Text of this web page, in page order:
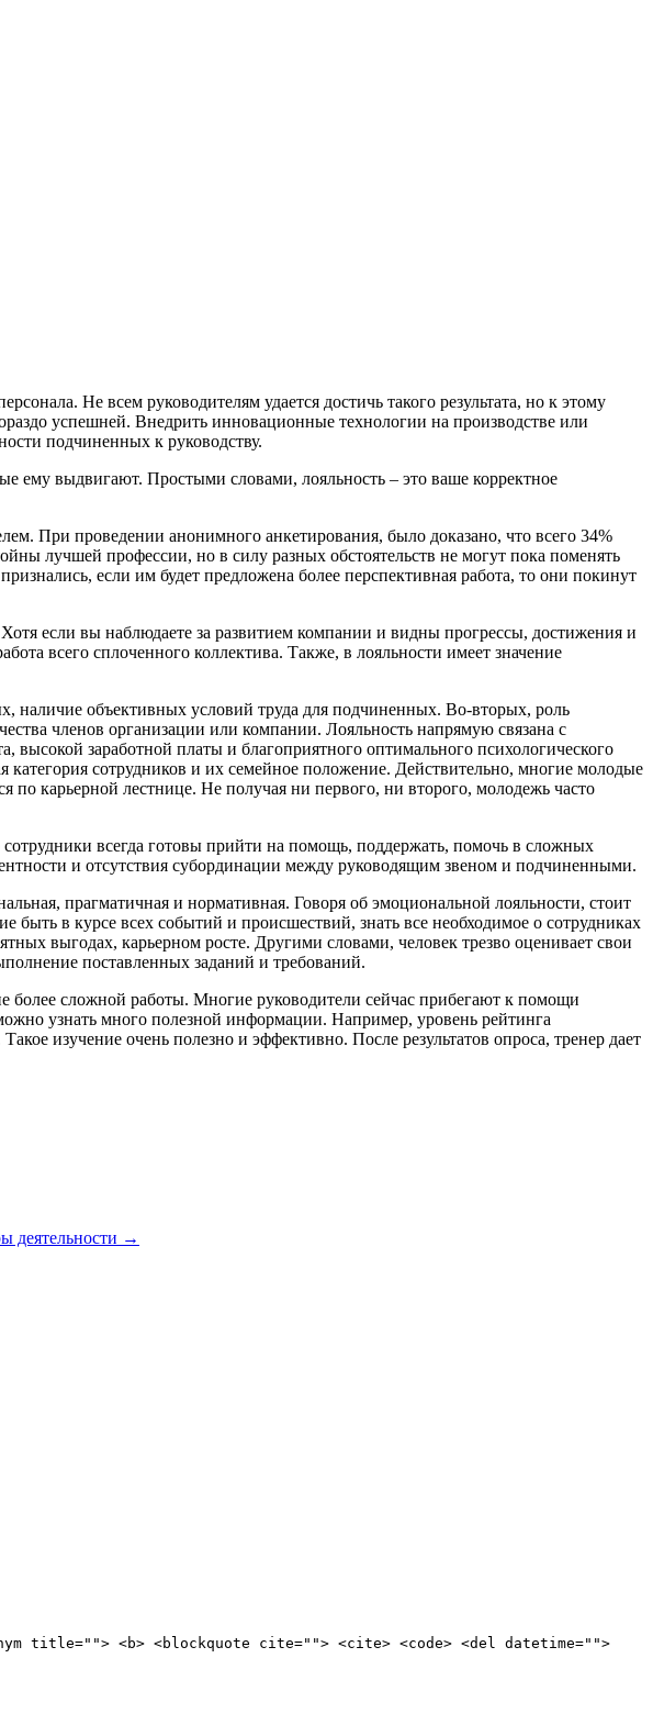
Не всем руководителям удается достичь такого результата, но к этому
успешней. Внедрить инновационные технологии на производстве или
подчиненных к руководству.
ему выдвигают. Простыми словами, лояльность – это ваше корректное
При проведении анонимного анкетирования, было доказано, что всего 34%
лучшей профессии, но в силу разных обстоятельств не могут пока поменять
если им будет предложена более перспективная работа, то они покинут
если вы наблюдаете за развитием компании и видны прогрессы, достижения и
всего сплоченного коллектива. Также, в лояльности имеет значение
наличие объективных условий труда для подчиненных. Во-вторых, роль
членов организации или компании. Лояльность напрямую связана с
высокой заработной платы и благоприятного оптимального психологического
сотрудников и их семейное положение. Действительно, многие молодые
карьерной лестнице. Не получая ни первого, ни второго, молодежь часто
сотрудники всегда готовы прийти на помощь, поддержать, помочь в сложных
и отсутствия субординации между руководящим звеном и подчиненными.
прагматичная и нормативная. Говоря об эмоциональной лояльности, стоит
быть в курсе всех событий и происшествий, знать все необходимое о сотрудниках
выгодах, карьерном росте. Другими словами, человек трезво оценивает свои
поставленных заданий и требований.
более сложной работы. Многие руководители сейчас прибегают к помощи
узнать много полезной информации. Например, уровень рейтинга
изучение очень полезно и эффективно. После результатов опроса, тренер дает
деятельности →
title=""> <b> <blockquote cite=""> <cite> <code> <del datetime="">